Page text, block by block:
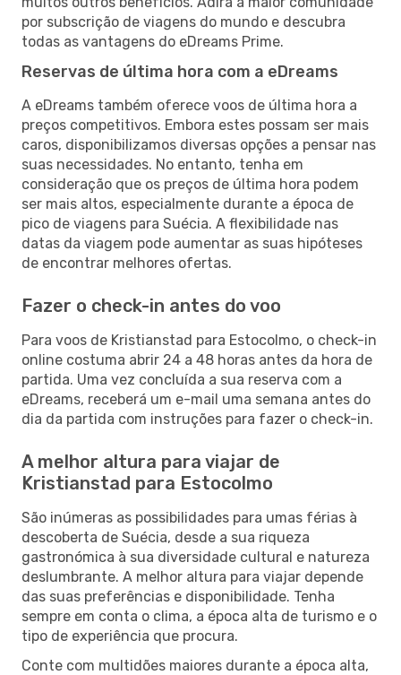
por subscrição de viagens do mundo e descubra
todas as vantagens do eDreams Prime.
Reservas de última hora com a eDreams
A eDreams também oferece voos de última hora a
preços competitivos. Embora estes possam ser mais
caros, disponibilizamos diversas opções a pensar nas
suas necessidades. No entanto, tenha em
consideração que os preços de última hora podem
ser mais altos, especialmente durante a época de
pico de viagens para Suécia. A flexibilidade nas
datas da viagem pode aumentar as suas hipóteses
de encontrar melhores ofertas.
Fazer o check-in antes do voo
Para voos de Kristianstad para Estocolmo, o check-in
online costuma abrir 24 a 48 horas antes da hora de
partida. Uma vez concluída a sua reserva com a
eDreams, receberá um e-mail uma semana antes do
dia da partida com instruções para fazer o check-in.
A melhor altura para viajar de
Kristianstad para Estocolmo
São inúmeras as possibilidades para umas férias à
descoberta de Suécia, desde a sua riqueza
gastronómica à sua diversidade cultural e natureza
deslumbrante. A melhor altura para viajar depende
das suas preferências e disponibilidade. Tenha
sempre em conta o clima, a época alta de turismo e o
tipo de experiência que procura.
Conte com multidões maiores durante a época alta,